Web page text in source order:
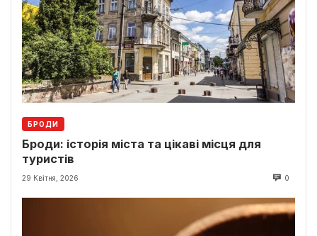
БРОДИ
Броди: історія міста та цікаві місця для
туристів
29 Квітня, 2026 0